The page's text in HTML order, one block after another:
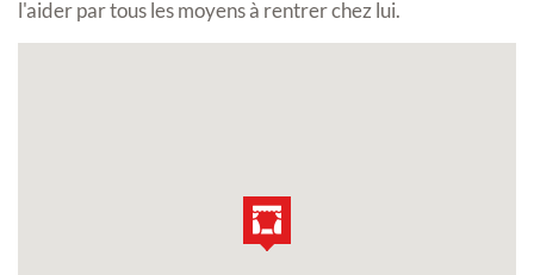
l'aider par tous les moyens à rentrer chez lui.